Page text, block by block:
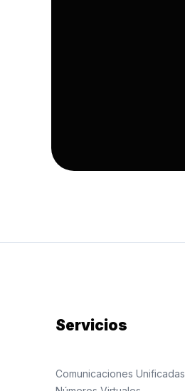
Servicios
Comunicaciones Unificadas